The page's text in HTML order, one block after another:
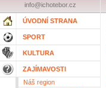
info@ichotebor.cz
ÚVODNÍ STRANA
SPORT
KULTURA
ZAJÍMAVOSTI
Náš region